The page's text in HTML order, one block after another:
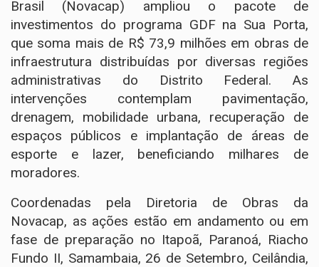
Brasil (Novacap) ampliou o pacote de
investimentos do programa GDF na Sua Porta,
que soma mais de R$ 73,9 milhões em obras de
infraestrutura distribuídas por diversas regiões
administrativas do Distrito Federal. As
intervenções contemplam pavimentação,
drenagem, mobilidade urbana, recuperação de
espaços públicos e implantação de áreas de
esporte e lazer, beneficiando milhares de
moradores.
Coordenadas pela Diretoria de Obras da
Novacap, as ações estão em andamento ou em
fase de preparação no Itapoã, Paranoá, Riacho
Fundo II, Samambaia, 26 de Setembro, Ceilândia,